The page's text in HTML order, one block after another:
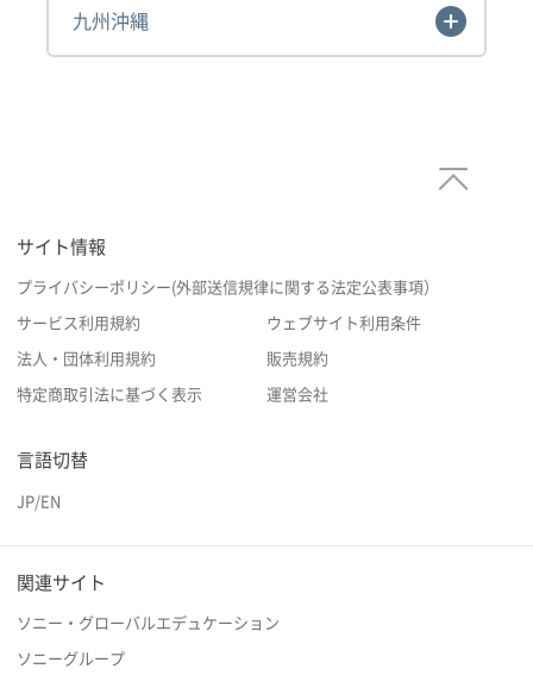
九州沖縄
サイト情報
プライバシーポリシー(外部送信規律に関する法定公表事項）
サービス利用規約 ウェブサイト利用条件
法人・団体利用規約 販売規約
特定商取引法に基づく表示 運営会社
言語切替
JP/EN
関連サイト
ソニー・グローバルエデュケーション
ソニーグループ